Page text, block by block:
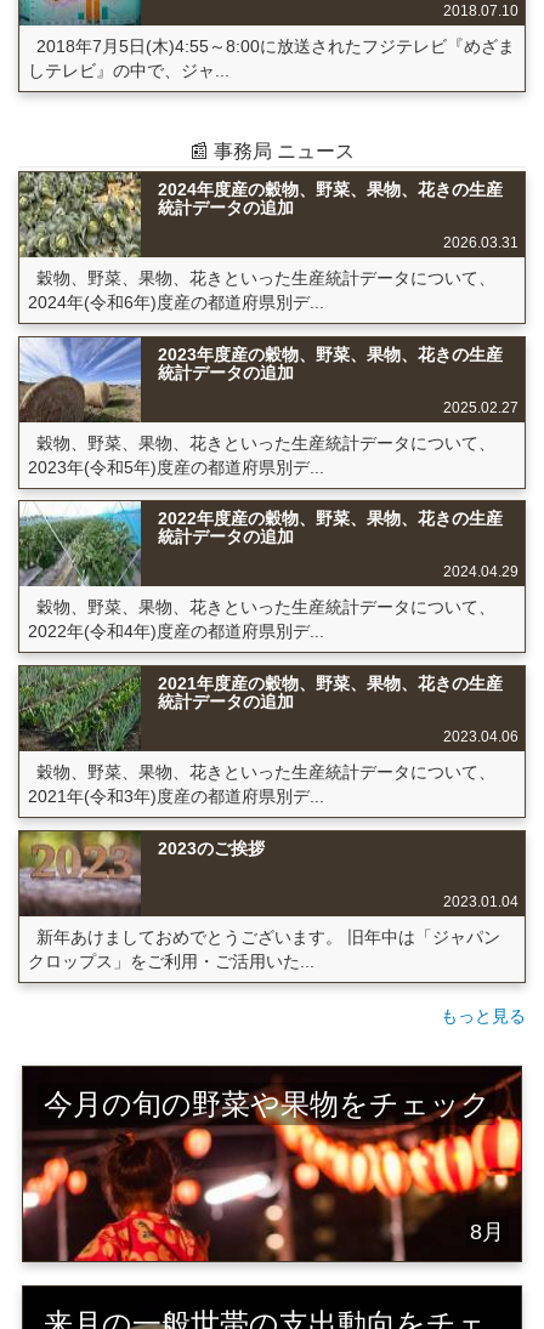
2018.07.10
2018年7月5日(木)4:55～8:00に放送されたフジテレビ『めざま
しテレビ』の中で、ジャ...
📰 事務局 ニュース
2024年度産の穀物、野菜、果物、花きの生産
統計データの追加
2026.03.31
穀物、野菜、果物、花きといった生産統計データについて、
2024年(令和6年)度産の都道府県別デ...
2023年度産の穀物、野菜、果物、花きの生産
統計データの追加
2025.02.27
穀物、野菜、果物、花きといった生産統計データについて、
2023年(令和5年)度産の都道府県別デ...
2022年度産の穀物、野菜、果物、花きの生産
統計データの追加
2024.04.29
穀物、野菜、果物、花きといった生産統計データについて、
2022年(令和4年)度産の都道府県別デ...
2021年度産の穀物、野菜、果物、花きの生産
統計データの追加
2023.04.06
穀物、野菜、果物、花きといった生産統計データについて、
2021年(令和3年)度産の都道府県別デ...
2023のご挨拶
2023.01.04
新年あけましておめでとうございます。 旧年中は「ジャパン
クロップス」をご利用・ご活用いた...
もっと見る
今月の旬の野菜や果物をチェック
8月